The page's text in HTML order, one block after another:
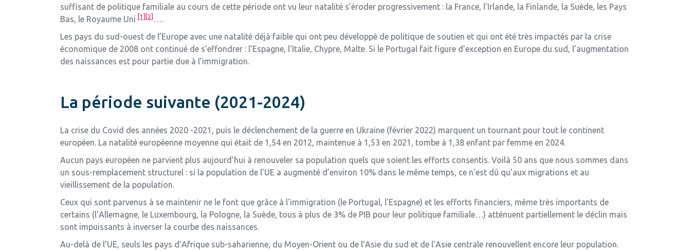
suffisant de politique familiale au cours de cette période ont vu leur natalité s’éroder progressivement : la France, l’Irlande, la Finlande, la Suède, les Pays
Bas, le Royaume Uni [1] [2] ….
Les pays du sud-ouest de l’Europe avec une natalité déjà faible qui ont peu développé de politique de soutien et qui ont été très impactés par la crise
économique de 2008 ont continué de s’effondrer : l’Espagne, l’Italie, Chypre, Malte. Si le Portugal fait figure d’exception en Europe du sud, l’augmentation
des naissances est pour partie due à l’immigration.
La période suivante (2021-2024)
La crise du Covid des années 2020 -2021, puis le déclenchement de la guerre en Ukraine (février 2022) marquent un tournant pour tout le continent
européen. La natalité européenne moyenne qui était de 1,54 en 2012, maintenue à 1,53 en 2021, tombe à 1,38 enfant par femme en 2024.
Aucun pays européen ne parvient plus aujourd’hui à renouveler sa population quels que soient les efforts consentis. Voilà 50 ans que nous sommes dans
un sous-remplacement structurel : si la population de l’UE a augmenté d’environ 10% dans le même temps, ce n’est dû qu’aux migrations et au
vieillissement de la population.
Ceux qui sont parvenus à se maintenir ne le font que grâce à l’immigration (le Portugal, l’Espagne) et les efforts financiers, même très importants de
certains (l’Allemagne, le Luxembourg, la Pologne, la Suède, tous à plus de 3% de PIB pour leur politique familiale…) atténuent partiellement le déclin mais
sont impuissants à inverser la courbe des naissances.
Au-delà de l’UE, seuls les pays d’Afrique sub-saharienne, du Moyen-Orient ou de l’Asie du sud et de l’Asie centrale renouvellent encore leur population.